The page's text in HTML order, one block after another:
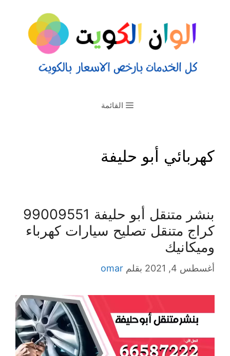
القائمة
كهربائي أبو حليفة
كراج متنقل تصليح سيارات كهرباء
وميكانيك
أغسطس 4, 2021 بقلم omar